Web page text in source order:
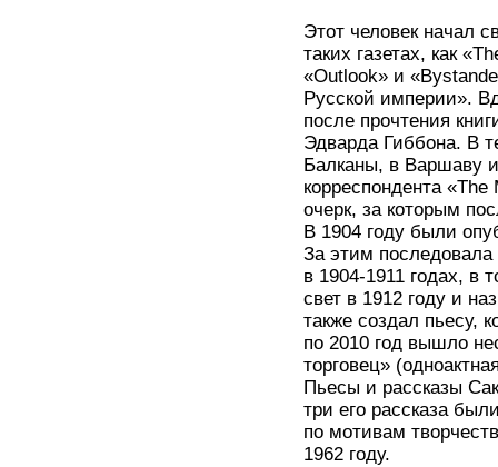
Этот человек начал
таких газетах, как
«Outlook» и
Русской империи».
после прочтения
Эдварда Гиббона. В
Балканы, в Варшаву
корреспондента
очерк, за которым
В 1904 году были
За этим последовала
в 1904-1911 годах, в
свет в 1912 году и
также создал пьесу,
по 2010 год вышло
торговец»
Пьесы и рассказы
три его рассказа
по мотивам
1962 году.